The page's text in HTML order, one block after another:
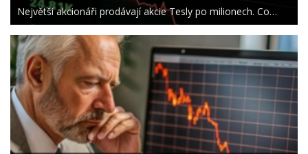
Největší akcionáři prodávají akcie Tesly po milionech. Co…